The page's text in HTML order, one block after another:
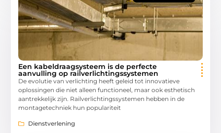
Een kabeldraagsysteem is de perfecte
aanvulling op railverlichtingssystemen
De evolutie van verlichting heeft geleid tot innovatieve
oplossingen die niet alleen functioneel, maar ook esthetisch
aantrekkelijk zijn. Railverlichtingssystemen hebben in de
montagetechniek hun populariteit
Dienstverlening